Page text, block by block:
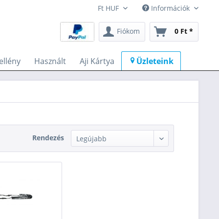
Információk
Fiókom 0 Ft *
Használt Aji Kártya Üzleteink
Rendezés